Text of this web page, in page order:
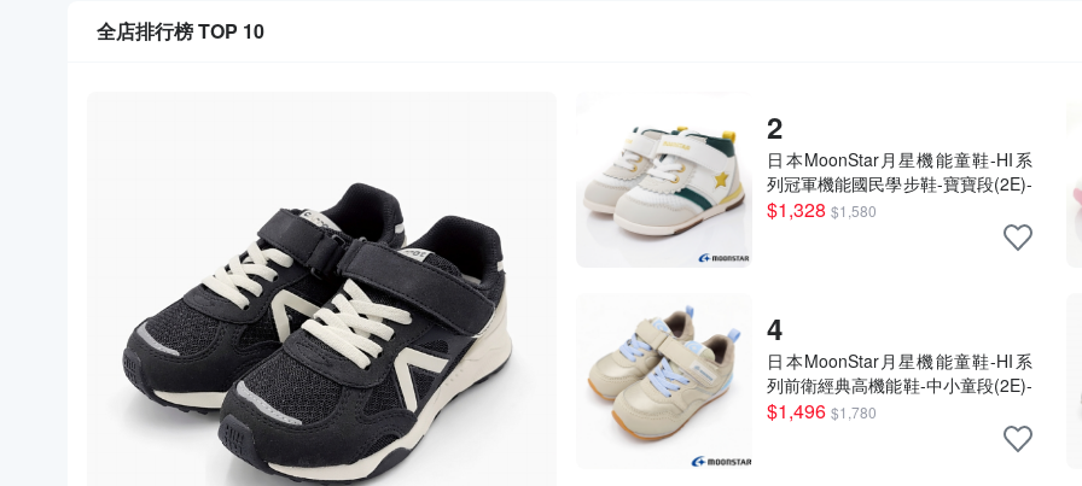
全店排行榜 TOP 10
2
日本MoonStar月星機能童鞋-HI系
列冠軍機能國民學步鞋-寶寶段(2E)-
MSB9597綠(13~15cm)
$1,328 $1,580
4
日本MoonStar月星機能童鞋-HI系
列前衛經典高機能鞋-中小童段(2E)-
MSCNC4133奶茶(15~20cm)
$1,496 $1,780